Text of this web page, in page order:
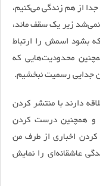
از هم زندگی می‌کنیم،
زیر یک سقف ماند،
بشود اسمش را ارتباط
محدودیت‌هایی که
جدایی رسمیت نبخشیم.
دارند با منتشر کردن
و همچنین درست کردن
اخباری از طرف من
عاشقانه‌ای را نمایش